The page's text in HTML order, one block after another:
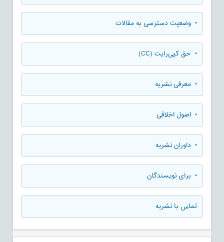
• وضعیت دسترسی به مقالات
• حق کپی‌رایت (CC)
• معرفی نشریه
• اصول اخلاقی
• داوران نشریه
• برای نویسندگان
تماس با نشریه